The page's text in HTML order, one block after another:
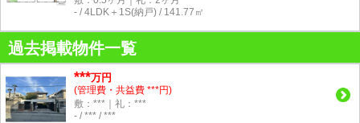
- / 4LDK＋1S(納戸) / 141.77㎡
過去掲載物件一覧
***万円
(管理費・共益費 ***円)
敷：***｜礼：***
- / *** / ***